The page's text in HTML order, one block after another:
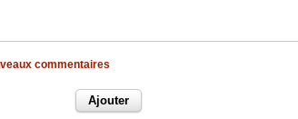
commentaires